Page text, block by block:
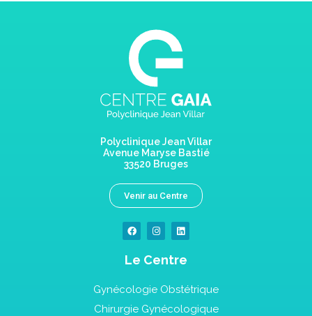
Polyclinique Jean Villar
Avenue Maryse Bastié
33520 Bruges
Venir au Centre
Le Centre
Gynécologie Obstétrique
Chirurgie Gynécologique